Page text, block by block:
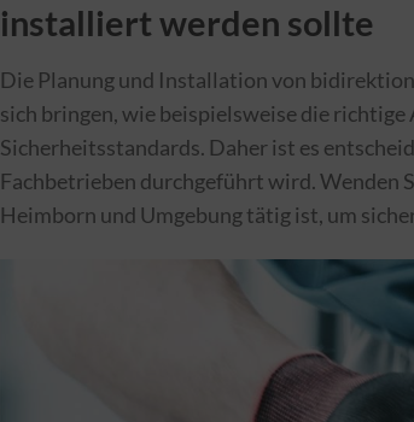
installiert werden sollte
Die Planung und Installation von
sich bringen, wie beispielsweise die
Sicherheitsstandards. Daher ist es
Fachbetrieben durchgeführt wird. Wenden
Heimborn und Umgebung tätig ist, um